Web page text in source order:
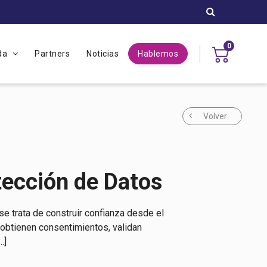
Partners Noticias Hablemos
0
Volver
de Datos
trata de construir confianza desde el
consentimientos, validan